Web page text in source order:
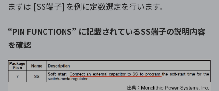
まずは [SS端子] を例に定数選定を行います。
“PIN FUNCTIONS” に記載されているSS端子の説明内容
を確認